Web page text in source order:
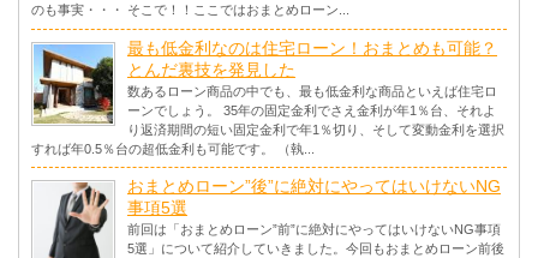
のも事実・・・ そこで！！ここではおまとめローン...
最も低金利なのは住宅ローン！おまとめも可能？
とんだ裏技を発見した
数あるローン商品の中でも、最も低金利な商品といえば住宅ロ
ーンでしょう。 35年の固定金利でさえ金利が年1％台、それよ
り返済期間の短い固定金利で年1％切り、そして変動金利を選択
すれば年0.5％台の超低金利も可能です。 （執...
おまとめローン”後”に絶対にやってはいけないNG
事項5選
前回は「おまとめローン”前”に絶対にやってはいけないNG事項
5選」について紹介していきました。今回もおまとめローン前後